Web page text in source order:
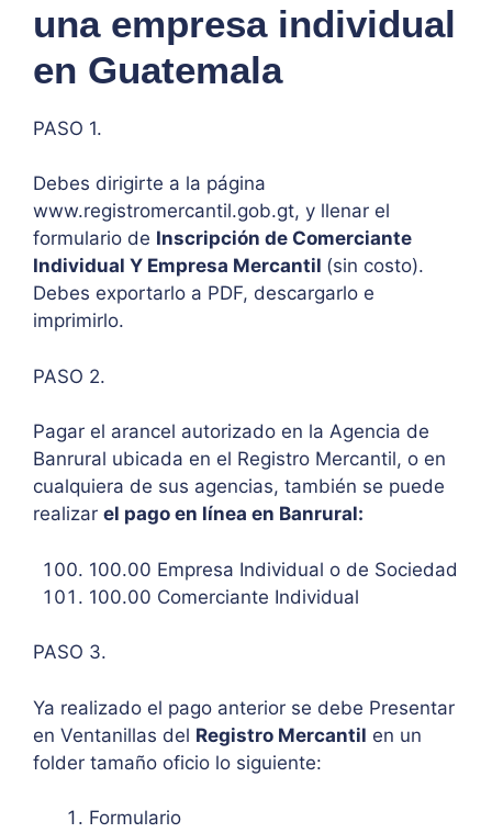
una empresa individual
en Guatemala
PASO 1.
Debes dirigirte a la página
www.registromercantil.gob.gt, y llenar el
formulario de Inscripción de Comerciante
Individual Y Empresa Mercantil (sin costo).
Debes exportarlo a PDF, descargarlo e
imprimirlo.
PASO 2.
Pagar el arancel autorizado en la Agencia de
Banrural ubicada en el Registro Mercantil, o en
cualquiera de sus agencias, también se puede
realizar el pago en línea en Banrural:
100.00 Empresa Individual o de Sociedad
100.00 Comerciante Individual
PASO 3.
Ya realizado el pago anterior se debe Presentar
en Ventanillas del Registro Mercantil en un
folder tamaño oficio lo siguiente:
Formulario